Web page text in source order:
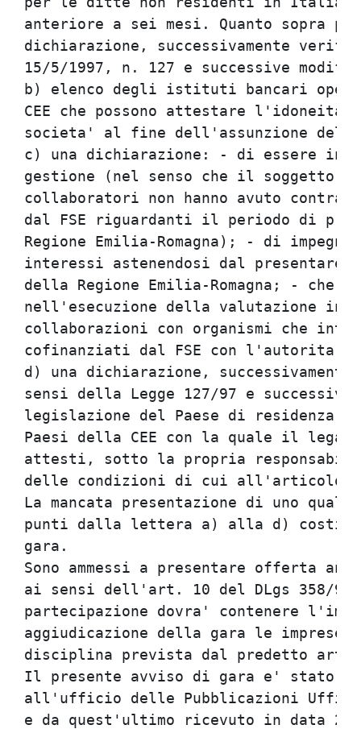
anteriore a sei mesi. Quanto
dichiarazione,
15/5/1997, n. 127
b) elenco degli istituti
CEE che possono attestare
societa' al fine
c) una dichiarazione: - di
gestione (nel senso che
collaboratori non hanno
dal FSE riguardanti il periodo
Regione Emilia-Romagna);
interessi astenendosi dal
della Regione Emilia-
nell'esecuzione della
collaborazioni con organismi
cofinanziati dal FSE con
d) una dichiarazione,
sensi della Legge 127/97 e
legislazione del Paese di
Paesi della CEE con la quale
attesti, sotto la propria
delle condizioni di cui
La mancata presentazione di
punti dalla lettera a) alla d)
Sono ammessi a presentare
ai sensi dell'art. 10 del DLgs
partecipazione dovra'
aggiudicazione della gara le
disciplina prevista
Il presente avviso di gara e'
all'ufficio delle Pubblicazioni
e da quest'ultimo